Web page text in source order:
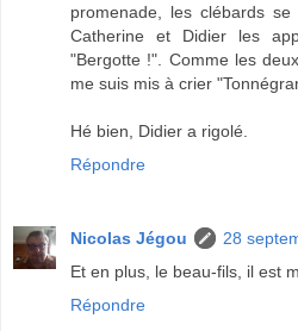
promenade, les clébards
Catherine et Didier les
"Bergotte !". Comme les
me suis mis à crier
Hé bien, Didier a rigolé.
Répondre
Nicolas Jégou
28
Et en plus, le beau-fils, il est
Répondre